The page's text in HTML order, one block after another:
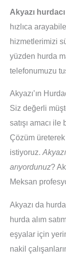
Akyazı
hızlıca
hizmetlerimizi
yüzden hurda
telefonumuzu
Akyazı’ın
Siz değerli
satışı amacı
Çözüm
istiyoruz.
arıyordunuz?
Meksan
Akyazı da
hurda alım
eşyalar için
nakil